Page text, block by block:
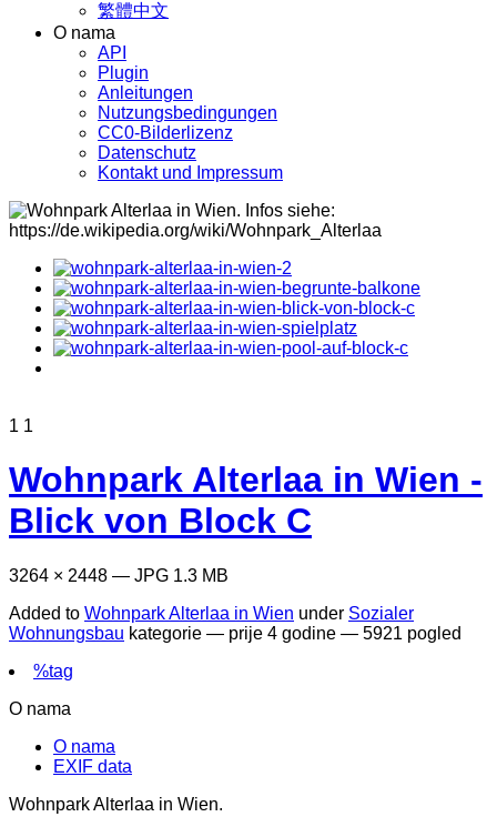
繁體中文
O nama
API
Plugin
Anleitungen
Nutzungsbedingungen
CC0-Bilderlizenz
Datenschutz
Kontakt und Impressum
1 1
Wohnpark Alterlaa in Wien -
Blick von Block C
3264 × 2448 — JPG 1.3 MB
Added to Wohnpark Alterlaa in Wien under Sozialer
Wohnungsbau kategorie — prije 4 godine — 5921 pogled
%tag
O nama
O nama
EXIF data
Wohnpark Alterlaa in Wien.